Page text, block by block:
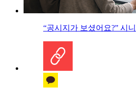
“공시지가 보셨어요?” 시